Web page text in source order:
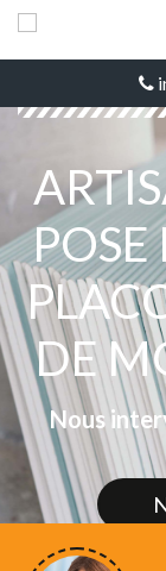
POSE
DE
Nous